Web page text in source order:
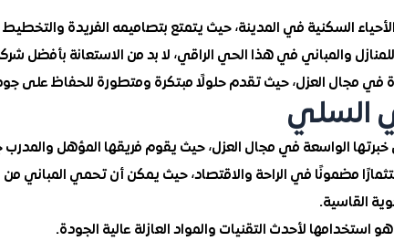
السكنية في المدينة، حيث يتمتع بتصاميمه الفريدة والتخطيط
للمنازل والمباني في هذا الحي الراقي، لا بد من الاستعانة بأفضل
في مجال العزل، حيث تقدم حلولًا مبتكرة ومتطورة للحفاظ على
السلي
الواسعة في مجال العزل، حيث يقوم فريقها المؤهل والمدرب
مضمونًا في الراحة والاقتصاد، حيث يمكن أن تحمي المباني من
القاسية.
لأحدث التقنيات والمواد العازلة عالية الجودة.